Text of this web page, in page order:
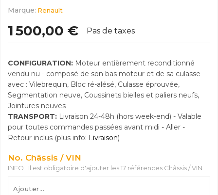
Marque: Renault
1 500,00 € Pas de taxes
CONFIGURATION: Moteur entièrement reconditionné
vendu nu - composé de son bas moteur et de sa culasse
avec : Vilebrequin, Bloc ré-alésé, Culasse éprouvée,
Segmentation neuve, Coussinets bielles et paliers neufs,
Jointures neuves
TRANSPORT: Livraison 24-48h (hors week-end) - Valable
pour toutes commandes passées avant midi - Aller -
Retour inclus (plus info: Livraison)
No. Châssis / VIN
INFO : Il est obligatoire d'ajouter les 17 références Châssis / VIN